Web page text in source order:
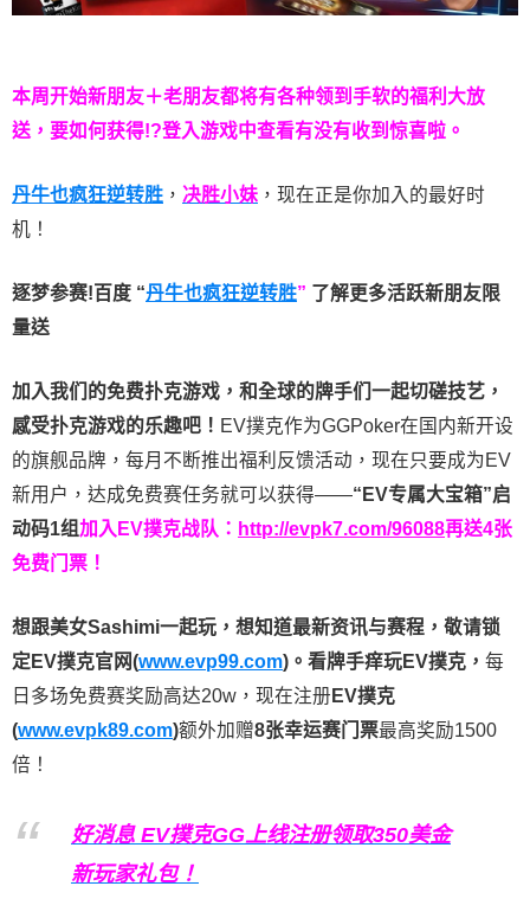
本周开始新朋友＋老朋友都将有各种领到手软的福利大放
送，要如何获得!?登入游戏中查看有没有收到惊喜啦。
丹牛也疯狂逆转胜 ， 决胜小妹 ，现在正是你加入的最好时
机！
逐梦参赛!百度 “丹牛也疯狂逆转胜” 了解更多活跃新朋友限
量送
加入我们的免费扑克游戏，和全球的牌手们一起切磋技艺，
感受扑克游戏的乐趣吧！ EV撲克作为GGPoker在国内新开设
的旗舰品牌，每月不断推出福利反馈活动，现在只要成为EV
新用户，达成免费赛任务就可以获得——“EV专属大宝箱”启
动码1组加入EV撲克战队： http://evpk7.com/96088再送4张
免费门票！
想跟美女Sashimi一起玩， 想知道最新资讯与赛程， 敬请锁
定EV撲克官网(www.evp99.com)。 看牌手痒玩EV撲克， 每
日多场免费赛奖励高达20w，现在注册 EV撲克
(www.evpk89.com)额外加赠8张幸运赛门票最高奖励1500
倍！
好消息 EV撲克GG上线注册领取350美金
新玩家礼包！